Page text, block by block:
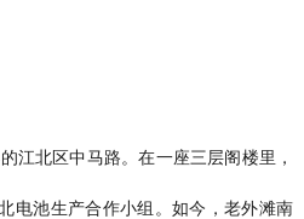
江北区中马路。在一座三层阁楼里，
电池生产合作小组。如今，老外滩南